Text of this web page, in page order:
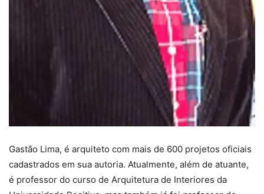
Gastão Lima, é arquiteto com mais de 600 projetos oficiais
cadastrados em sua autoria. Atualmente, além de atuante,
é professor do curso de Arquitetura de Interiores da